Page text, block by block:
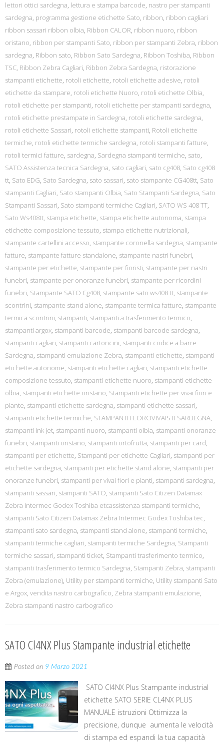
lettori ottici sardegna, lettura e stampa barcode, nastro per stampanti
sardegna, programma gestione etichette Sato, ribbon, ribbon cagliari
ribbon sassari ribbon olbia, Ribbon CALOR, ribbon nuoro, ribbon
oristano, ribbon per stampanti Sato, ribbon per stampanti Zebra, ribbon
sardegna, Ribbon sato, Ribbon Sato Sardegna, Ribbon Toshiba, Ribbon
TSC, Ribbon Zebra Cagliari, Ribbon Zebra Sardegna, ristorazione
stampanti etichette, rotoli etichette, rotoli etichette adesive, rotoli
etichette da stampare, rotoli etichette Nuoro, rotoli etichette Olbia,
rotoli etichette per stampanti, rotoli etichette per stampanti sardegna,
rotoli etichette prestampate in Sardegna, rotoli etichette sardegna,
rotoli etichette Sassari, rotoli etichette stampanti, Rotoli etichette
termiche, rotoli etichette termiche sardegna, rotoli stampanti fatture,
rotoli termici fatture, sardegna, Sardegna stampanti termiche, sato,
SATO Assistenza tecnica Sardegna, sato cagliari, sato cg408, Sato cg408
tt, Sato EDG, Sato Sardegna, sato sassari, sato stampante CG408tt, Sato
stampanti Cagliari, Sato stampanti Olbia, Sato Stampanti Sardegna, Sato
Stampanti Sassari, Sato stampanti termiche Cagliari, SATO WS 408 TT,
Sato Ws408tt, stampa etichette, stampa etichette autonoma, stampa
etichette composizione tessuto, stampa etichette nutrizionali,
stampante cartellini accesso, stampante coronella sardegna, stampante
fatture, stampante fatture standalone, stampante nastri funebri,
stampante per etichette, stampante per fioristi, stampante per nastri
funebri, stampante per onoranze funebri, stampante per ricordini
funebri, Stampante SATO Cg408, stampante sato ws408 tt, stampante
scontrini, stampante stand alone, stampante termica fatture, stampante
termica scontrini, stampanti, stampanti a trasferimento termico,
stampanti argox, stampanti barcode, stampanti barcode sardegna,
stampanti cagliari, stampanti cartoncini, stampanti codice a barre
Sardegna, stampanti emulazione Zebra, stampanti etichette, stampanti
etichette autonome, stampanti etichette cagliari, stampanti etichette
composizione tessuto, stampanti etichette nuoro, stampanti etichette
olbia, stampanti etichette oristano, Stampanti etichette per vivai fiori e
piante, stampanti etichette sardegna, stampanti etichette sassari,
stampanti etichette termiche, STAMPANTI FLOROVIVAISTI SARDEGNA,
stampanti ink jet, stampanti nuoro, stampanti olbia, stampanti onoranze
funebri, stampanti oristano, stampanti ortofrutta, stampanti per card,
stampanti per etichette, Stampanti per etichette Cagliari, stampanti per
etichette sardegna, stampanti per etichette stand alone, stampanti per
onoranze funebri, stampanti per vivai fiori e pianti, stampanti sardegna,
stampanti sassari, stampanti SATO, stampanti Sato Citizen Datamax
Zebra Intermec Godex Toshiba etcassistenza stampanti termiche,
stampanti Sato Citizen Datamax Zebra Intermec Godex Toshiba tec,
stampanti sato sardegna, stampanti stand alone, stampanti termiche,
stampanti termiche cagliari, stampanti termiche Sardegna, Stampanti
termiche sassari, stampanti ticket, Stampanti trasferimento termico,
stampanti trasferimento termico Sardegna, Stampanti Zebra, stampanti
Zebra (emulazione), Utility per stampanti termiche, Utility stampanti Sato
e Argox, vendita nastro carbografico, Zebra stampanti emulazione,
Zebra stampanti nastro carbografico
SATO Cl4NX Plus Stampante industrial etichette
Posted on 9 Marzo 2021
SATO Cl4NX Plus Stampante industrial
etichette SATO SERIE CL4NX PLUS
MANUALE istruzioni Ottimizza la
precisione, dunque aumenta le velocità
di stampa ed espandi la tua capacità